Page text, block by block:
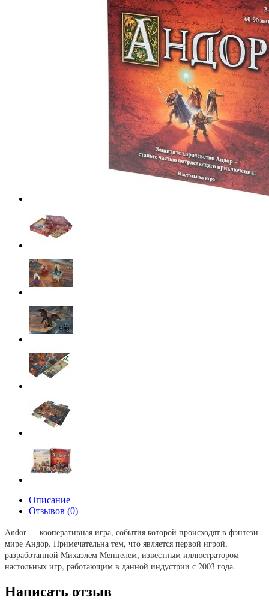
Описание
Отзывов (0)
Andor — кооперативная игра, события которой происходят в фэнтези-
мире Андор. Примечательна тем, что является первой игрой,
разработанной Михаэлем Менцелем, известным иллюстратором
настольных игр, работающим в данной индустрии с 2003 года.
Написать отзыв